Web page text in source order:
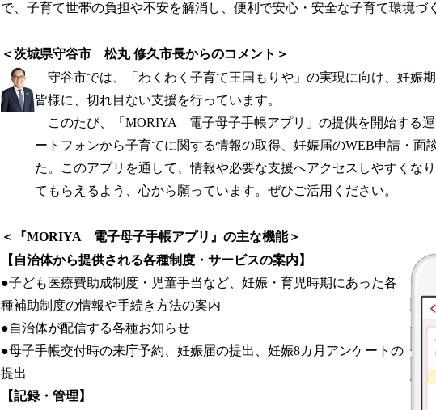
で、子育て世帯の負担や不安を解消し、便利で安心・安全な子育て環境づ
＜茨城県守谷市 松丸 修久市長からのコメント＞
守谷市では、「わくわく子育て王国もりや」の実現に向け、妊娠
皆様に、切れ目ない支援を行っています。
このたび、「MORIYA 電子母子手帳アプリ」の提供を開始する
ートフォンから子育てに関する情報の取得、妊娠届のWEB申請・面
た。このアプリを通して、情報や必要な支援へアクセスしやすくな
てもらえるよう、心から願っています。ぜひご活用ください。
＜『MORIYA 電子母子手帳アプリ』の主な機能＞
【自治体から提供される各種制度・サービスの案内】
●子ども医療費助成制度・児童手当など、妊娠・育児時期にあった各
種補助制度の情報や手続き方法の案内
●自治体が配信する各種お知らせ
●母子手帳交付時の来庁予約、妊娠届の提出、妊娠8カ月アンケートの
提出
【記録・管理】